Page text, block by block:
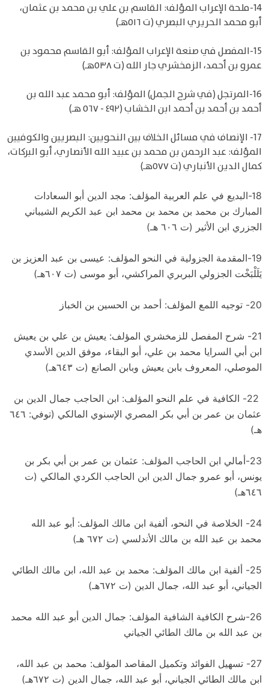
14-ملحة الإعراب المؤلف: القاسم بن علي بن محمد بن عثمان،
أبو محمد الحريري البصري (ت ٥١٦هـ)
15-المفصل في صنعة الإعراب المؤلف: أبو القاسم محمود بن
عمرو بن أحمد، الزمخشري جار الله (ت ٥٣٨هـ)
16-المرتجل (في شرح الجمل) المؤلف: أبو محمد عبد الله بن
أحمد بن أحمد بن أحمد ابن الخشاب (٤٩٢ - ٥٦٧ هـ)
17- الإنصاف في مسائل الخلاف بين النحويين: البصريين والكوفيين
المؤلف: عبد الرحمن بن محمد بن عبيد الله الأنصاري، أبو البركات،
كمال الدين الأنباري (ت ٥٧٧هـ)
18-البديع في علم العربية المؤلف: مجد الدين أبو السعادات
المبارك بن محمد بن محمد بن محمد ابن عبد الكريم الشيباني
الجزري ابن الأثير (ت ٦٠٦ هـ)
19-المقدمة الجزولية في النحو المؤلف: عيسى بن عبد العزيز بن
يَلَلْبَخْت الجزولي البربري المراكشي، أبو موسى (ت ٦٠٧هـ)
20- توجيه اللمع المؤلف: أحمد بن الحسين بن الخباز
21- شرح المفصل للزمخشري المؤلف: يعيش بن علي بن يعيش
ابن أبي السرايا محمد بن علي، أبو البقاء، موفق الدين الأسدي
الموصلي، المعروف بابن يعيش وبابن الصانع (ت ٦٤٣هـ)
22- الكافية في علم النحو المؤلف: ابن الحاجب جمال الدين بن
عثمان بن عمر بن أبي بكر المصري الإسنوي المالكي (توفي: ٦٤٦
هـ)
23-أمالي ابن الحاجب المؤلف: عثمان بن عمر بن أبي بكر بن
يونس، أبو عمرو جمال الدين ابن الحاجب الكردي المالكي (ت
٦٤٦هـ)
24- الخلاصة في النحو، ألفية ابن مالك المؤلف: أبو عبد الله
محمد بن عبد الله بن مالك الأندلسي (ت ٦٧٢ هـ)
25- ألفية ابن مالك المؤلف: محمد بن عبد الله، ابن مالك الطائي
الجياني، أبو عبد الله، جمال الدين (ت ٦٧٢هـ)
26-شرح الكافية الشافية المؤلف: جمال الدين أبو عبد الله محمد
بن عبد الله بن مالك الطائي الجياني
27- تسهيل الفوائد وتكميل المقاصد المؤلف: محمد بن عبد الله،
ابن مالك الطائي الجياني، أبو عبد الله، جمال الدين (ت ٦٧٢هـ)